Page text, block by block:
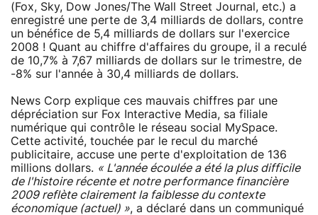
(Fox, Sky, Dow Jones/The Wall Street Journal, etc.) a
enregistré une perte de 3,4 milliards de dollars, contre
un bénéfice de 5,4 milliards de dollars sur l'exercice
2008 ! Quant au chiffre d'affaires du groupe, il a reculé
de 10,7% à 7,67 milliards de dollars sur le trimestre, de
-8% sur l'année à 30,4 milliards de dollars.
News Corp explique ces mauvais chiffres par une
dépréciation sur Fox Interactive Media, sa filiale
numérique qui contrôle le réseau social MySpace.
Cette activité, touchée par le recul du marché
publicitaire, accuse une perte d'exploitation de 136
millions dollars. « L'année écoulée a été la plus difficile
de l'histoire récente et notre performance financière
2009 reflète clairement la faiblesse du contexte
économique (actuel) », a déclaré dans un communiqué